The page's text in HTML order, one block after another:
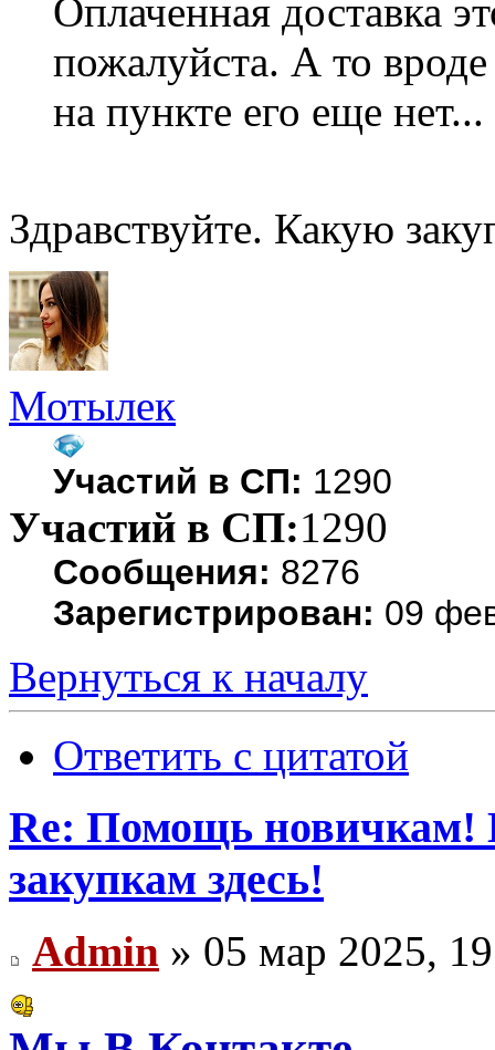
Оплаченная доставка
пожалуйста. А то вроде
на пункте его еще
Здравствуйте. Какую
Мотылек
Участий в СП: 1290
Участий в СП:1290
Сообщения: 8276
Зарегистрирован: 09
Вернуться к началу
Ответить с цитатой
Re: Помощь новичкам!
закупкам здесь!
Admin » 05 мар 2025,